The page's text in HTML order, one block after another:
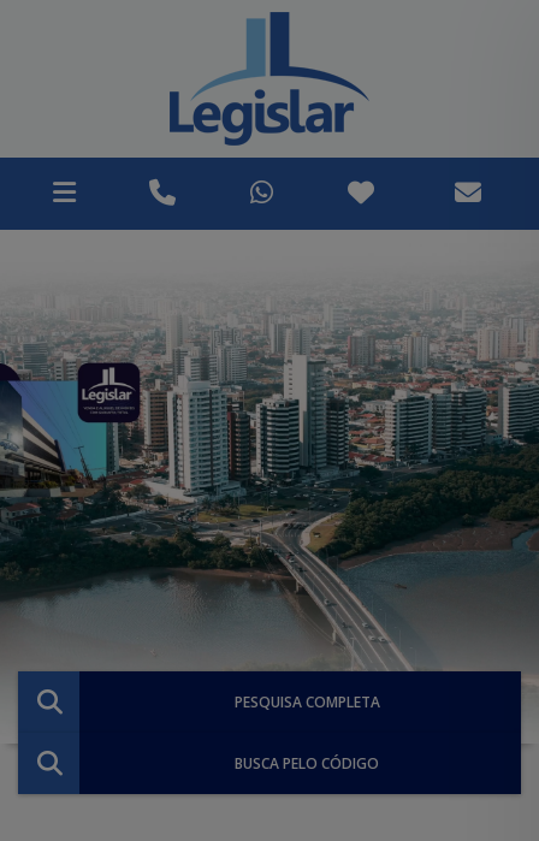
PESQUISA COMPLETA
BUSCA PELO CÓDIGO